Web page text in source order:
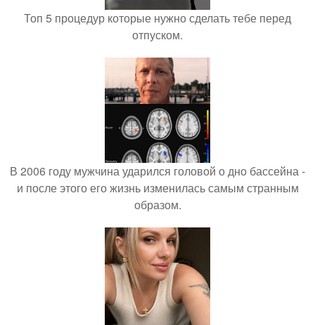
Топ 5 процедур которые нужно сделать тебе перед
отпуском.
В 2006 году мужчина ударился головой о дно бассейна -
и после этого его жизнь изменилась самым странным
образом.